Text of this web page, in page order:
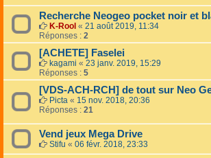
Recherche Neogeo pocket noir et
K-Rool « 21 août 2019, 11:34
Réponses : 2
[ACHETE] Faselei
kagami « 23 janv. 2019, 15:29
Réponses : 5
[VDS-ACH-RCH] de tout sur Neo
Picta « 15 nov. 2018, 20:36
Réponses : 21
Vend jeux Mega Drive
Stifu « 06 févr. 2018, 23:33